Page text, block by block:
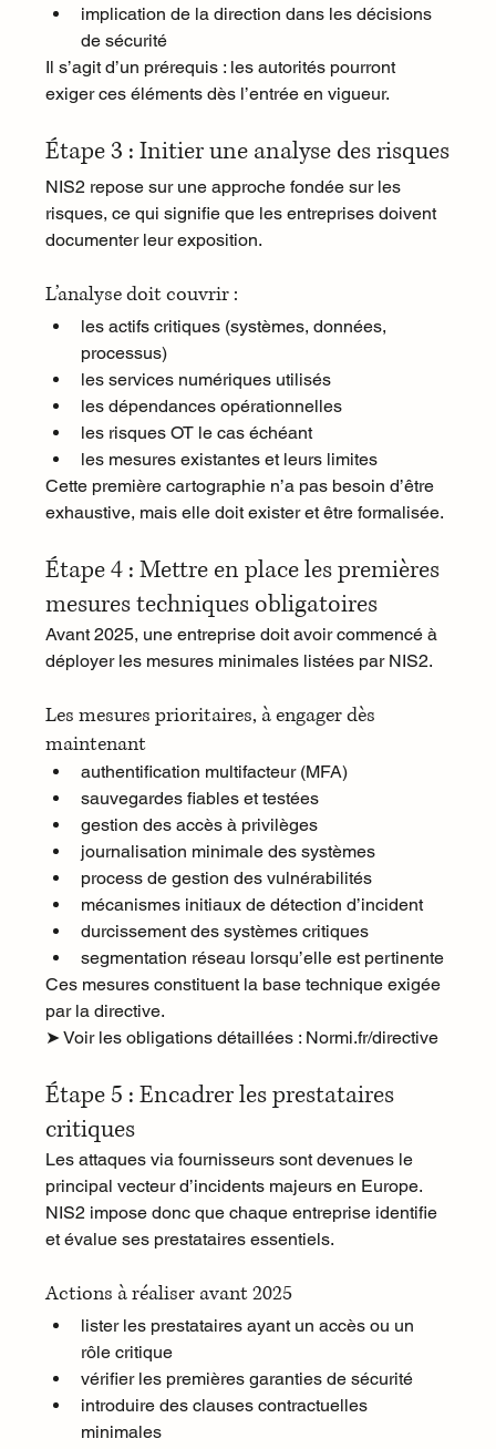
implication de la direction dans les décisions
de sécurité
Il s’agit d’un prérequis : les autorités pourront
exiger ces éléments dès l’entrée en vigueur.
Étape 3 : Initier une analyse des risques
NIS2 repose sur une approche fondée sur les
risques, ce qui signifie que les entreprises doivent
documenter leur exposition.
L’analyse doit couvrir :
les actifs critiques (systèmes, données,
processus)
les services numériques utilisés
les dépendances opérationnelles
les risques OT le cas échéant
les mesures existantes et leurs limites
Cette première cartographie n’a pas besoin d’être
exhaustive, mais elle doit exister et être formalisée.
Étape 4 : Mettre en place les premières
mesures techniques obligatoires
Avant 2025, une entreprise doit avoir commencé à
déployer les mesures minimales listées par NIS2.
Les mesures prioritaires, à engager dès
maintenant
authentification multifacteur (MFA)
sauvegardes fiables et testées
gestion des accès à privilèges
journalisation minimale des systèmes
process de gestion des vulnérabilités
mécanismes initiaux de détection d’incident
durcissement des systèmes critiques
segmentation réseau lorsqu’elle est pertinente
Ces mesures constituent la base technique exigée
par la directive.
➤ Voir les obligations détaillées : Normi.fr/directive
Étape 5 : Encadrer les prestataires
critiques
Les attaques via fournisseurs sont devenues le
principal vecteur d’incidents majeurs en Europe.
NIS2 impose donc que chaque entreprise identifie
et évalue ses prestataires essentiels.
Actions à réaliser avant 2025
lister les prestataires ayant un accès ou un
rôle critique
vérifier les premières garanties de sécurité
introduire des clauses contractuelles
minimales